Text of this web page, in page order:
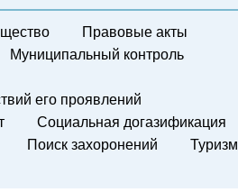
Правовые акты
Муниципальный контроль
его проявлений
Социальная догазификация
Поиск захоронений
Туризм